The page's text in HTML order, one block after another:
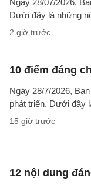
Ngày 28/07/2026,
Dưới đây là những
2 giờ trước
10 điểm đáng
Ngày 28/7/2026,
phát triển. Dưới đây
15 giờ trước
12 nội dung